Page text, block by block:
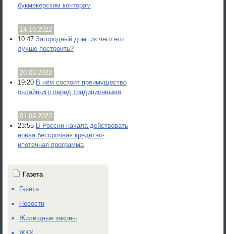
букмекерским конторам
14.10.2022
10:47 Загородный дом: из чего его
лучше построить?
20.09.2022
19:20 В чём состоит преимущество
онлайн-игр перед традиционными
01.09.2022
23:55 В России начала действовать
новая бессрочная кредитно-
ипотечная программа
Газета
Газета
Новости
Жилищные законы